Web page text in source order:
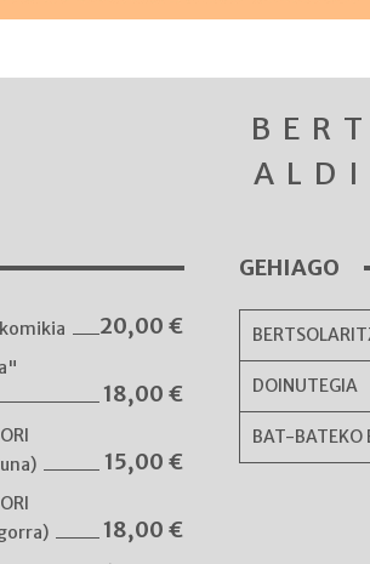
20,00 €
18,00 €
15,00 €
18,00 €
GEHIAGO
DOINUTEGIA
BAT-BATEKO